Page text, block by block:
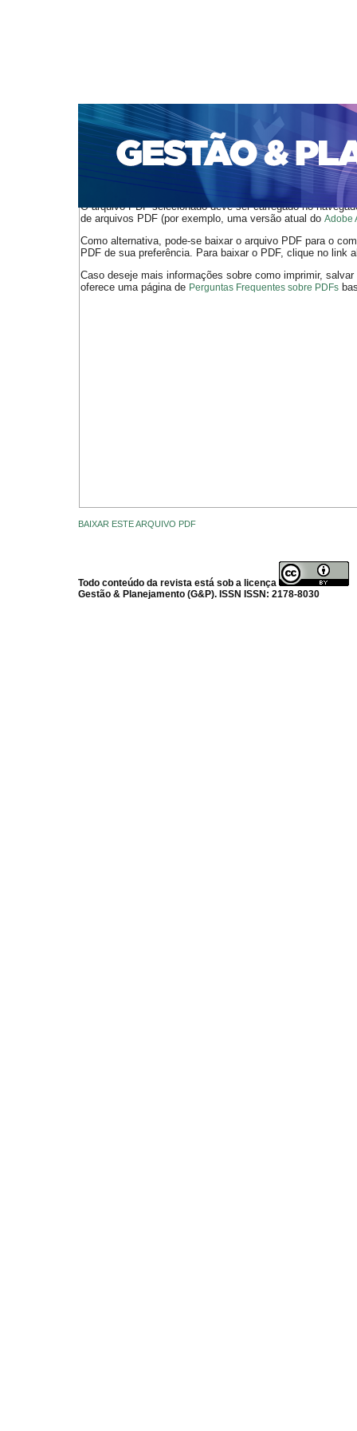
CAPA SOBRE ACESSO CADASTRO
PORTAL DE REVISTAS DA UNIFACS
SUBMISSÕES
PARA SUBMISSÃO DE ARTIGOS
TUTORIAL PARA
Capa v. 25, jan./dez. 2024>
O arquivo PDF selecionado deve ser carregado no
de arquivos PDF (por exemplo, uma versão atual do Adobe
Como alternativa, pode-se baixar o arquivo PDF para o
PDF de sua preferência. Para baixar o PDF, clique no link
Caso deseje mais informações sobre como imprimir,
oferece uma página de Perguntas Frequentes sobre PDFs
BAIXAR ESTE ARQUIVO PDF
Todo conteúdo da revista está sob a licença
Gestão & Planejamento (G&P). ISSN ISSN: 2178-8030